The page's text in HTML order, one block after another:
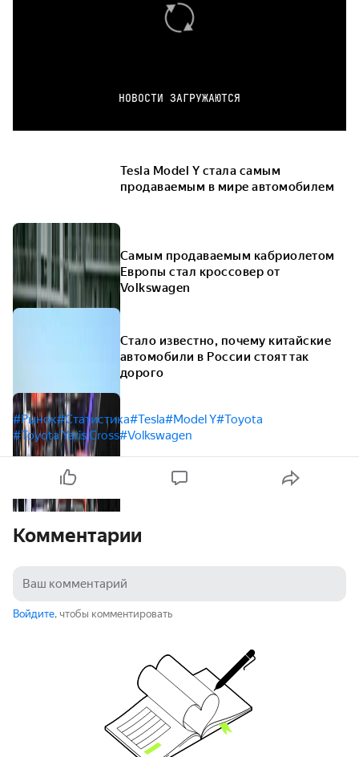
НОВОСТИ ЗАГРУЖАЮТСЯ
Tesla Model Y стала самым
продаваемым в мире автомобилем
Самым продаваемым кабриолетом
Европы стал кроссовер от
Volkswagen
Стало известно, почему китайские
автомобили в России стоят так
дорого
#Рынок#Статистика#Tesla#Model Y#Toyota
#Toyota Yaris Cross#Volkswagen
Комментарии
Войдите, чтобы комментировать